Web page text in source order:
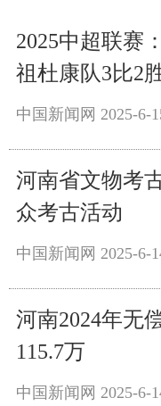
2025中超联赛
祖杜康队3比2
中国新闻网 2025-6-
河南省文物考
众考古活动
中国新闻网 2025-6-
河南2024年无
115.7万
中国新闻网 2025-6-